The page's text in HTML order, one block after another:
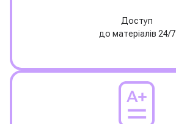
Доступ
до матеріалів 24/7